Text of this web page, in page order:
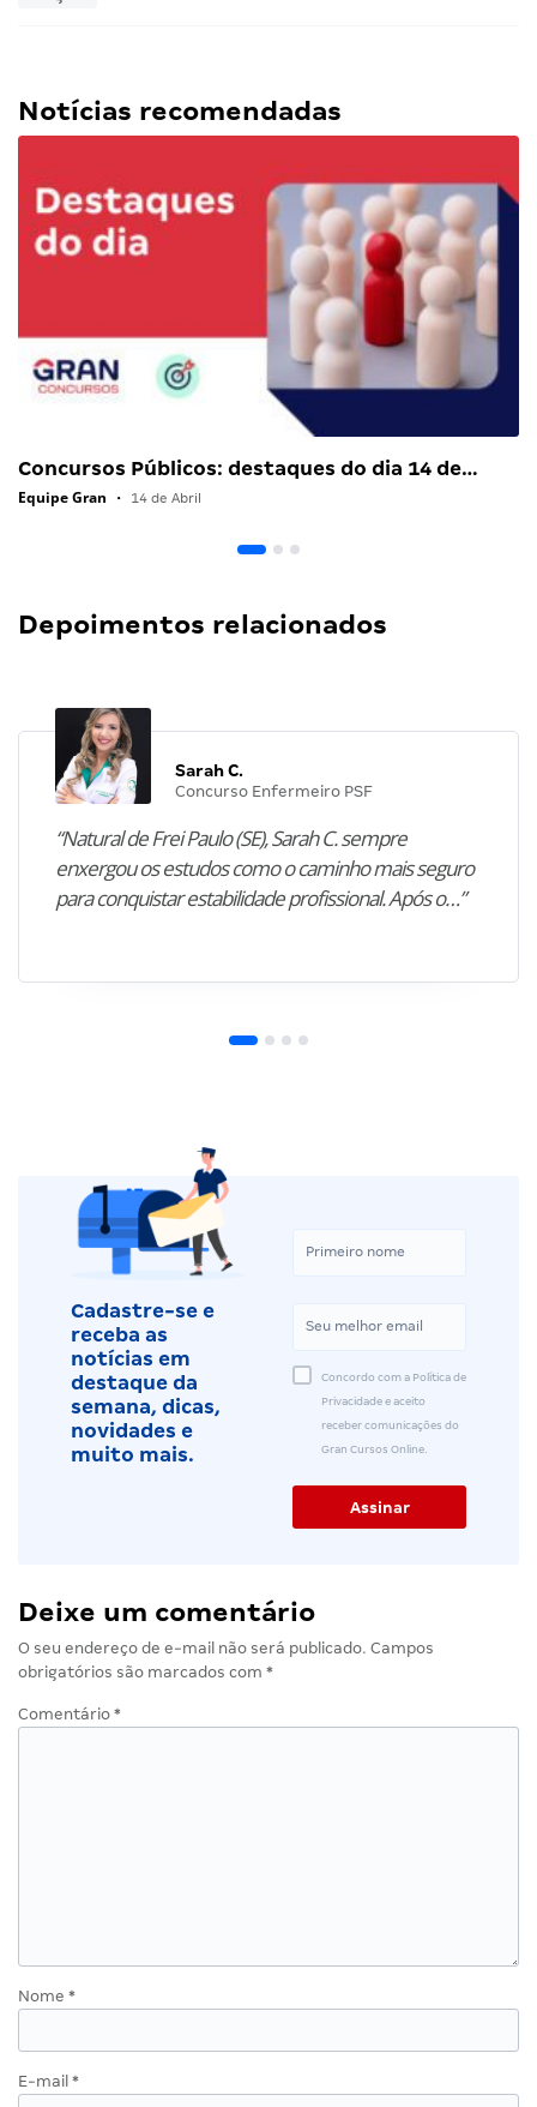
Notícias recomendadas
Concursos Públicos: destaques do dia 14 de…
Equipe Gran • 14 de Abril
Depoimentos relacionados
Sarah C.
Concurso Enfermeiro PSF
“Natural de Frei Paulo (SE), Sarah C. sempre
enxergou os estudos como o caminho mais seguro
para conquistar estabilidade profissional. Após o…”
Cadastre-se e
receba as
notícias em
destaque da
semana, dicas,
novidades e
muito mais.
Concordo com a Política de
Privacidade e aceito
receber comunicações do
Gran Cursos Online.
Deixe um comentário
O seu endereço de e-mail não será publicado. Campos
obrigatórios são marcados com *
Comentário *
Nome *
E-mail *